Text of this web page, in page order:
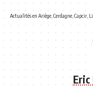
Actualités en Ariège, Cerdagne,